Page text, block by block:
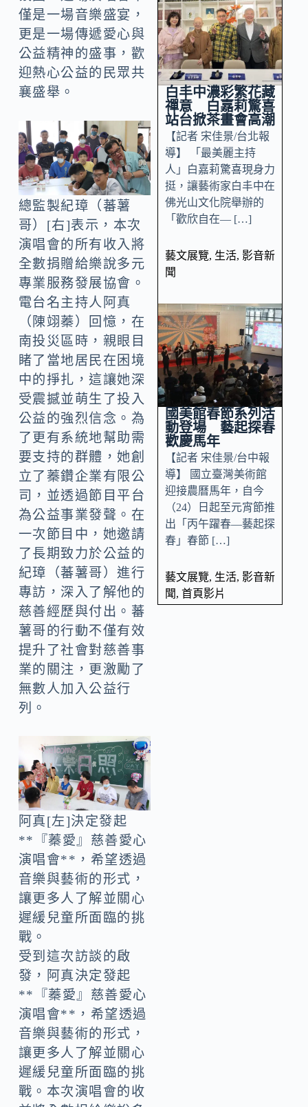
僅是一場音樂盛宴，
更是一場傳遞愛心與
公益精神的盛事，歡
迎熱心公益的民眾共
襄盛舉。
總監製紀璋（蕃薯
哥）[右]表示，本次
演唱會的所有收入將
全數捐贈給樂說多元
專業服務發展協會。
電台名主持人阿真
（陳翊蓁）回憶，在
南投災區時，親眼目
睹了當地居民在困境
中的掙扎，這讓她深
受震撼並萌生了投入
公益的強烈信念。為
了更有系統地幫助需
要支持的群體，她創
立了蓁鑽企業有限公
司，並透過節目平台
為公益事業發聲。在
一次節目中，她邀請
了長期致力於公益的
紀璋（蕃薯哥）進行
專訪，深入了解他的
慈善經歷與付出。蕃
薯哥的行動不僅有效
提升了社會對慈善事
業的關注，更激勵了
無數人加入公益行
列。
阿真[左]決定發起
**『蓁愛』慈善愛心
演唱會**，希望透過
音樂與藝術的形式，
讓更多人了解並關心
遲緩兒童所面臨的挑
戰。
受到這次訪談的啟
發，阿真決定發起
**『蓁愛』慈善愛心
演唱會**，希望透過
音樂與藝術的形式，
讓更多人了解並關心
遲緩兒童所面臨的挑
戰。本次演唱會的收
白丰中濃彩繁花藏
禪意 白嘉莉驚喜
站台掀茶畫會高潮
【記者 宋佳景/台北報
導】 「最美麗主持
人」白嘉莉驚喜現身力
挺，讓藝術家白丰中在
佛光山文化院舉辦的
「歡欣自在— […]
藝文展覽, 生活, 影音新
聞
國美館春節系列活
動登場 藝起探春
歡慶馬年
【記者 宋佳景/台中報
導】 國立臺灣美術館
迎接農曆馬年，自今
（24）日起至元宵節推
出「丙午躍春—藝起探
春」春節 […]
藝文展覽, 生活, 影音新
聞, 首頁影片